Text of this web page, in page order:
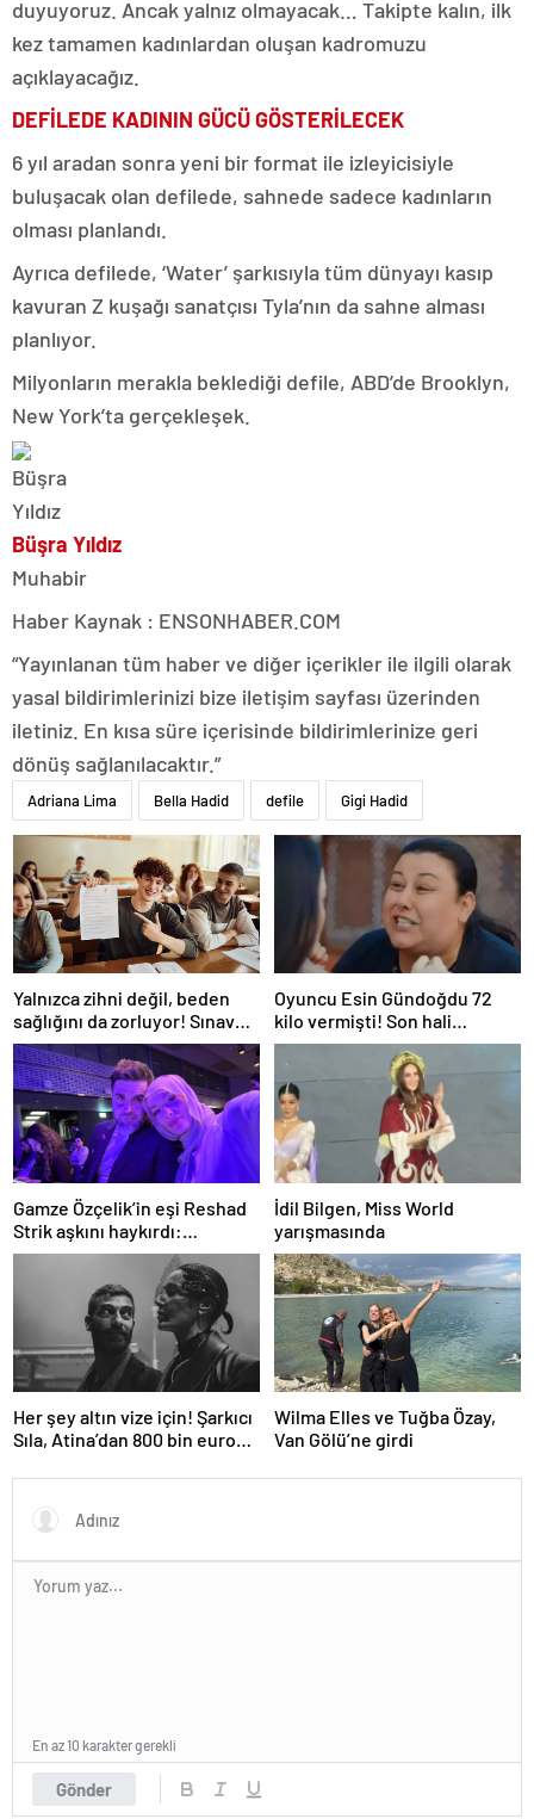
duyuyoruz. Ancak yalnız olmayacak… Takipte kalın, ilk
kez tamamen kadınlardan oluşan kadromuzu
açıklayacağız.
DEFİLEDE KADININ GÜCÜ GÖSTERİLECEK
6 yıl aradan sonra yeni bir format ile izleyicisiyle
buluşacak olan defilede, sahnede sadece kadınların
olması planlandı.
Ayrıca defilede, ‘Water’ şarkısıyla tüm dünyayı kasıp
kavuran Z kuşağı sanatçısı Tyla’nın da sahne alması
planlıyor.
Milyonların merakla beklediği defile, ABD’de Brooklyn,
New York’ta gerçekleşek.
Büşra Yıldız
Muhabir
Haber Kaynak : ENSONHABER.COM
“Yayınlanan tüm haber ve diğer içerikler ile ilgili olarak
yasal bildirimlerinizi bize iletişim sayfası üzerinden
iletiniz. En kısa süre içerisinde bildirimlerinize geri
dönüş sağlanılacaktır.”
Adriana Lima Bella Hadid defile Gigi Hadid
Yalnızca zihni değil, beden
sağlığını da zorluyor! Sınavda
başarı tabakta başlıyor
Oyuncu Esin Gündoğdu 72
kilo vermişti! Son hali
gündem oldu
Gamze Özçelik’in eşi Reshad
Strik aşkını haykırdı:
“Cennetim”
İdil Bilgen, Miss World
yarışmasında
Her şey altın vize için! Şarkıcı
Sıla, Atina’dan 800 bin euro
Wilma Elles ve Tuğba Özay,
Van Gölü’ne girdi
Gönder
En az 10 karakter gerekli